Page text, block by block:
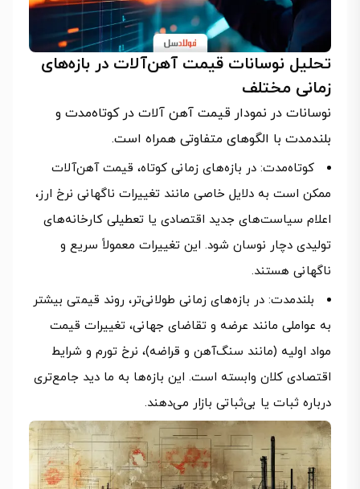
تحلیل نوسانات قیمت آهن‌آلات در بازه‌های
زمانی مختلف
نوسانات در نمودار قیمت آهن آلات در کوتاه‌مدت و
بلندمدت با الگوهای متفاوتی همراه است.
کوتاه‌مدت: در بازه‌های زمانی کوتاه، قیمت آهن‌آلات
ممکن است به دلایل خاصی مانند تغییرات ناگهانی نرخ ارز،
اعلام سیاست‌های جدید اقتصادی یا تعطیلی کارخانه‌های
تولیدی دچار نوسان شود. این تغییرات معمولاً سریع و
ناگهانی هستند.
بلندمدت: در بازه‌های زمانی طولانی‌تر، روند قیمتی بیشتر
به عواملی مانند عرضه و تقاضای جهانی، تغییرات قیمت
مواد اولیه (مانند سنگ‌آهن و قراضه)، نرخ تورم و شرایط
اقتصادی کلان وابسته است. این بازه‌ها به ما دید جامع‌تری
درباره ثبات یا بی‌ثباتی بازار می‌دهند.